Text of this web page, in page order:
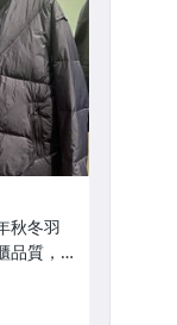
秋冬羽
品質，
穿搭
絨外套